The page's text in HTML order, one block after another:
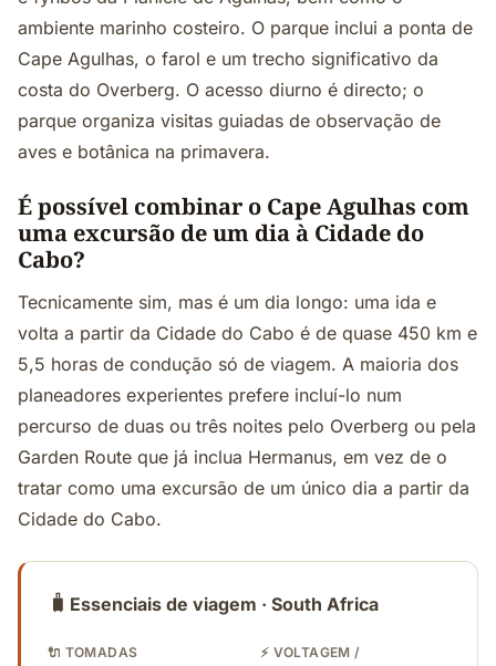
ambiente marinho costeiro. O parque inclui a ponta de
Cape Agulhas, o farol e um trecho significativo da
costa do Overberg. O acesso diurno é directo; o
parque organiza visitas guiadas de observação de
aves e botânica na primavera.
É possível combinar o Cape Agulhas com
uma excursão de um dia à Cidade do
Cabo?
Tecnicamente sim, mas é um dia longo: uma ida e
volta a partir da Cidade do Cabo é de quase 450 km e
5,5 horas de condução só de viagem. A maioria dos
planeadores experientes prefere incluí-lo num
percurso de duas ou três noites pelo Overberg ou pela
Garden Route que já inclua Hermanus, em vez de o
tratar como uma excursão de um único dia a partir da
Cidade do Cabo.
🧳 Essenciais de viagem · South Africa
🔌 TOMADAS
⚡ VOLTAGEM /